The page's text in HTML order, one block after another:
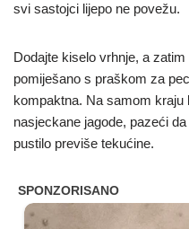
svi sastojci lijepo ne povežu.
Dodajte kiselo vrhnje, a
pomiješano s praškom za
kompaktna. Na samom kraju
nasjeckane jagode, pazeći
pustilo previše tekućine.